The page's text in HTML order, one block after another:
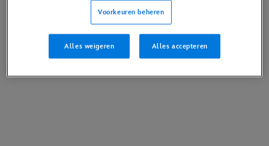
Voorkeuren beheren
Alles weigeren Alles accepteren